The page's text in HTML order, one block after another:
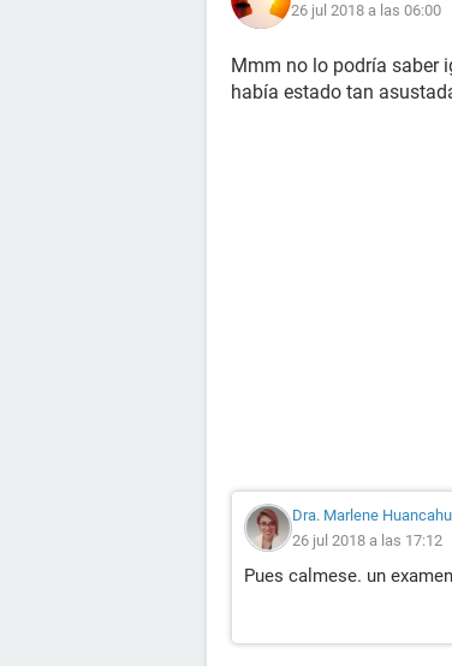
26 jul 2018 a las 06:00
Mmm no lo podría saber
había estado tan
Dra. Marlene
26 jul 2018 a las 17:12
Pues calmese. un